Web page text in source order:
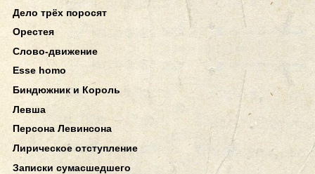
Дело трёх поросят
Орестея
Слово-движение
Esse homo
Биндюжник и Король
Левша
Персона Левинсона
Лирическое отступление
Записки сумасшедшего